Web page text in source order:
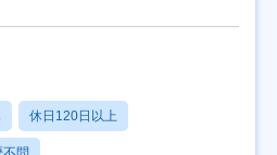
休日120日以上